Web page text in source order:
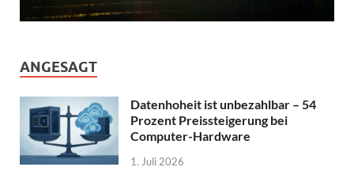
ANGESAGT
Datenhoheit ist unbezahlbar – 54
Prozent Preissteigerung bei
Computer-Hardware
1. Juli 2026